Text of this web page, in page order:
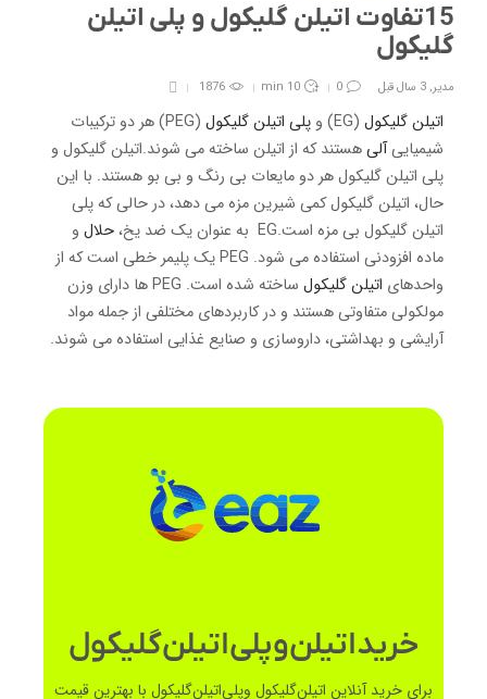
15تفاوت اتیلن گلیکول و پلی اتیلن
گلیکول
مدیر,3 سال قبل 0
10 min
1876
اتیلن گلیکول (EG) و پلی اتیلن گلیکول
(PEG) هر دو ترکیبات
شیمیاییآلیهستند که از اتیلن ساخته می شوند.اتیلن گلیکول و
پلی اتیلن گلیکول هر دو مایعات بی رنگ و بی بو هستند. با این
حال، اتیلن گلیکول کمی شیرین مزه می دهد، در حالی که پلی
اتیلن گلیکول بی مزه است.EG به عنوان یک ضد یخ، حلال و
ماده افزودنی استفاده می شود. PEG یک پلیمر خطی است که از
واحدهای اتیلن گلیکول
ساخته شده است. PEG ها دارای وزن
مولکولی متفاوتی هستند و در کاربردهای مختلفی از جمله مواد
آرایشی و بهداشتی، داروسازی و صنایع غذایی استفاده می شوند.
خریداتیلن‌وپلی‌اتیلن‌گلیکول
برای خرید آنلاین اتیلن‌‌گلیکول وپلی‌اتیلن‌گلیکول با بهترین قیمت